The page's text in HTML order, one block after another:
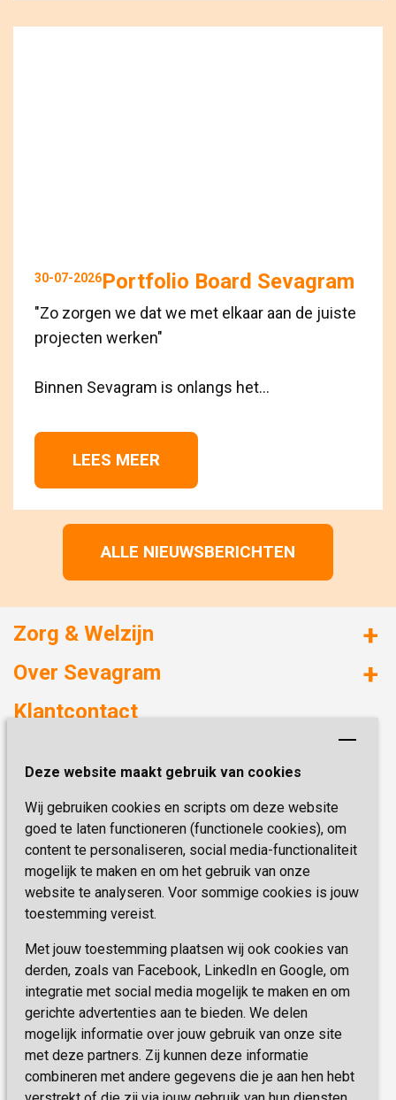
Deze website maakt gebruik van cookies
Wij gebruiken cookies en scripts om deze website
goed te laten functioneren (functionele cookies), om
content te personaliseren, social media-functionaliteit
mogelijk te maken en om het gebruik van onze
website te analyseren. Voor sommige cookies is jouw
toestemming vereist.
Met jouw toestemming plaatsen wij ook cookies van
derden, zoals van Facebook, LinkedIn en Google, om
integratie met social media mogelijk te maken en om
gerichte advertenties aan te bieden. We delen
mogelijk informatie over jouw gebruik van onze site
met deze partners. Zij kunnen deze informatie
combineren met andere gegevens die je aan hen hebt
30-07-2026Portfolio Board Sevagram
"Zo zorgen we dat we met elkaar aan de juiste
projecten werken"
Binnen Sevagram is onlangs het...
LEES MEER
ALLE NIEUWSBERICHTEN
Zorg & Welzijn
Huizen met zorg
Onze specialiteiten
Over Sevagram
Duurzaamheid
Kwaliteit & Klantbeleving
Missie & Visie
Vastgoed
Innovatie
Klantcontact
6419 PB Heerlen
Telefoon:0900 777 4 777
E-mail:zorgbemiddeling@sevagram.nl
Schrijf je nu in!
Blijf op de hoogte van de laatste activiteiten en
nieuwtjes met onze nieuwsbrief
INSCHRIJVEN